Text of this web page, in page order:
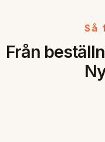
Så
Från